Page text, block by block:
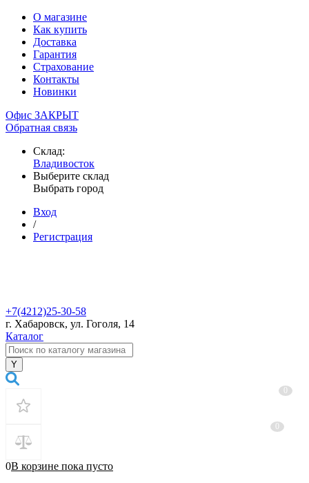
О магазине
Как купить
Доставка
Гарантия
Страхование
Контакты
Новинки
Офис ЗАКРЫТ
Обратная связь
Склад:
Владивосток
Выберите склад
Выбрать город
Вход
/
Регистрация
+7(4212)25-30-58
г. Хабаровск, ул. Гоголя, 14
Каталог
0В корзине пока пусто